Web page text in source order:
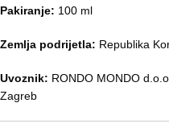
Pakiranje: 100 ml
Zemlja podrijetla: Republika
Uvoznik: RONDO MONDO
Zagreb